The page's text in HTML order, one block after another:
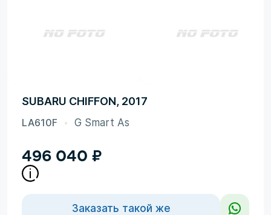
SUBARU CHIFFON, 2017
LA610F G Smart As
496 040 ₽
Заказать такой же